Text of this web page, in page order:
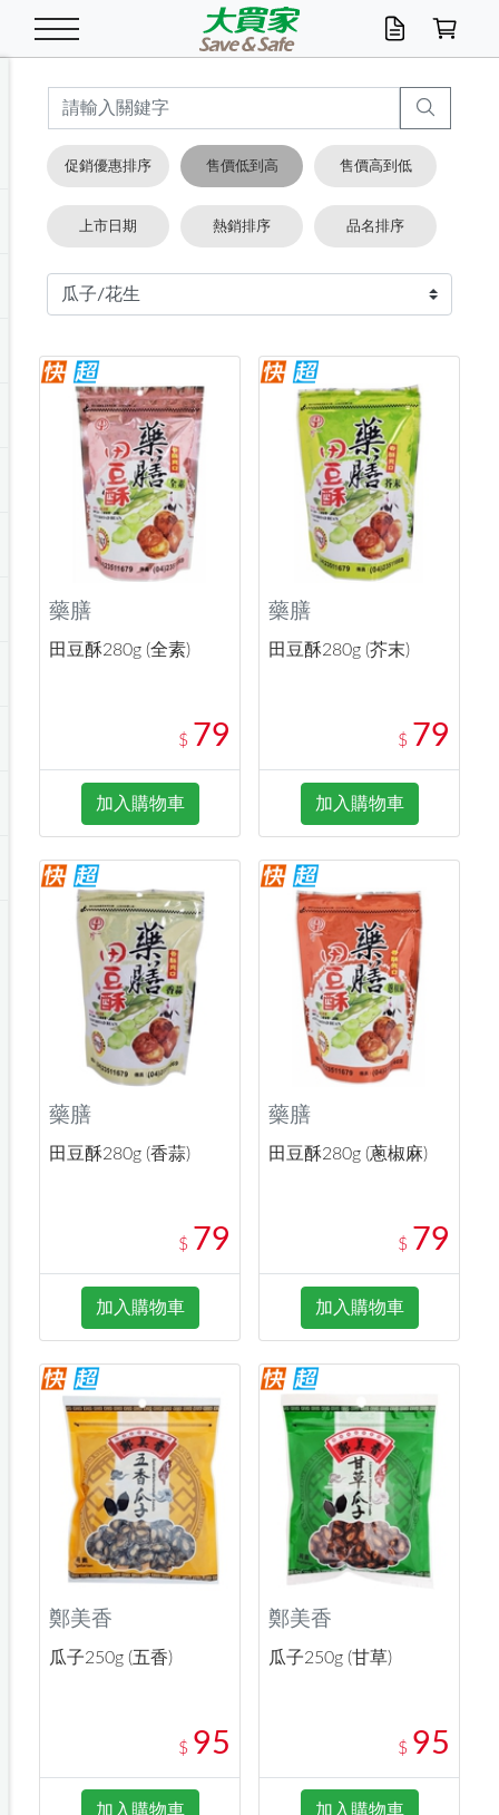
米/五穀/濃湯 米/糙米
五穀/南北貨
湯類/湯塊
油/調味料
食用油
醬油.油膏.蠔油
泡麵 / 麵條
包麵
碗麵/義大利麵
麵條/快煮麵/米粉
魚罐
醬菜/玉米罐
點心罐
休閒零嘴 初一十五拜拜懶
零嘴
堅果/海苔
美味餅乾
餅乾
糕餅/點心
糖果/巧克力
糖果/蜜餞/果凍
巧克力
茶飲料
果汁咖啡
碳酸/礦泉水
機能飲料
箱購飲料
養生保健/常備品 雞精/飲品
機能保健
▶保健品牌推薦
奶粉/穀麥片
奶粉
麥片/玉米片
沖調穀粉/隨手包
特色茶品
綠茶
紅茶
奶茶/花草茶
黑糖桂圓/蜂蜜醋
即溶咖啡
咖啡豆/粉/濾掛
可可/糖/奶精
沐浴乳香皂 沐浴乳
香皂/洗手乳
美髮造型
洗髮/護髮
造型髮品
口腔清潔
牙 刷
牙膏/漱口水
潔顏產品
卸妝/粉刺調理
開架/身體保養
臉部保養
面/眼膜
鍋具/飲水/廚房 鍋具/餐具
保鮮/微波
掃除用具/照明/五金
掃除/清潔用具
洗衣/曬衣用具
電池/延長線
修繕/五金/祭祀
傢飾/收納/衛浴
寢具/家具
收納用品
衛浴/毛巾
寵物食品
寵物清潔/百貨
衛生紙/濕巾 抽取衛生紙/濕巾
廚房紙巾/平版/
箱購免運區
衣物清潔
洗衣精
洗衣粉/皂
漂白水/柔軟精
居家清潔
廚房/餐具清潔
浴廁/水管清潔
居家清潔/除濕芳
衛生棉
成人/嬰兒紙尿褲
箱購免運區
嬰兒尿布
成人紙尿褲
廚房家電 料理鍋具
烤箱/微波/電磁爐
快煮壺/烘碗機
季節家電
除濕/清淨機
風扇/防蚊家電
生活家電
除塵家電
美容家電
電腦周邊
數位週邊
手機/平板周邊
文具/辦公用品 文具用品
辦公文具/收納
玩具/擺設小物
汽機車百貨
機車/腳踏車百貨
汽車百貨
休閒/運動
戶外/休閒用品
健身/按摩/瑜珈
測量/護具/其他
服飾內著
配件
男/女/機能包
冷凍免運 生鮮食品
調理食品
箱購免運
食品免運
清潔用品免運
居家/汽百用品
主題專區
季節活動
店長推薦
這夏不怕熱
促銷優惠排序 售價低到高 售價高到低
上市日期 熱銷排序 品名排序
藥膳
田豆酥280g (全素)
$ 79
加入購物車
藥膳
田豆酥280g (芥末)
$ 79
加入購物車
藥膳
田豆酥280g (香蒜)
$ 79
加入購物車
藥膳
田豆酥280g (蔥椒麻)
$ 79
加入購物車
鄭美香
瓜子250g (五香)
$ 95
加入購物車
鄭美香
瓜子250g (甘草)
$ 95
加入購物車